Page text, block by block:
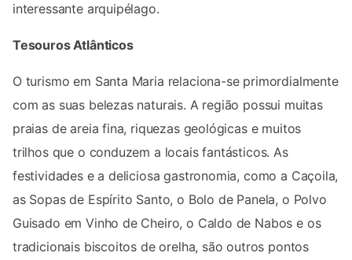
interessante arquipélago.
Tesouros Atlânticos
O turismo em Santa Maria relaciona-se primordialmente
com as suas belezas naturais. A região possui muitas
praias de areia fina, riquezas geológicas e muitos
trilhos que o conduzem a locais fantásticos. As
festividades e a deliciosa gastronomia, como a Caçoila,
as Sopas de Espírito Santo, o Bolo de Panela, o Polvo
Guisado em Vinho de Cheiro, o Caldo de Nabos e os
tradicionais biscoitos de orelha, são outros pontos